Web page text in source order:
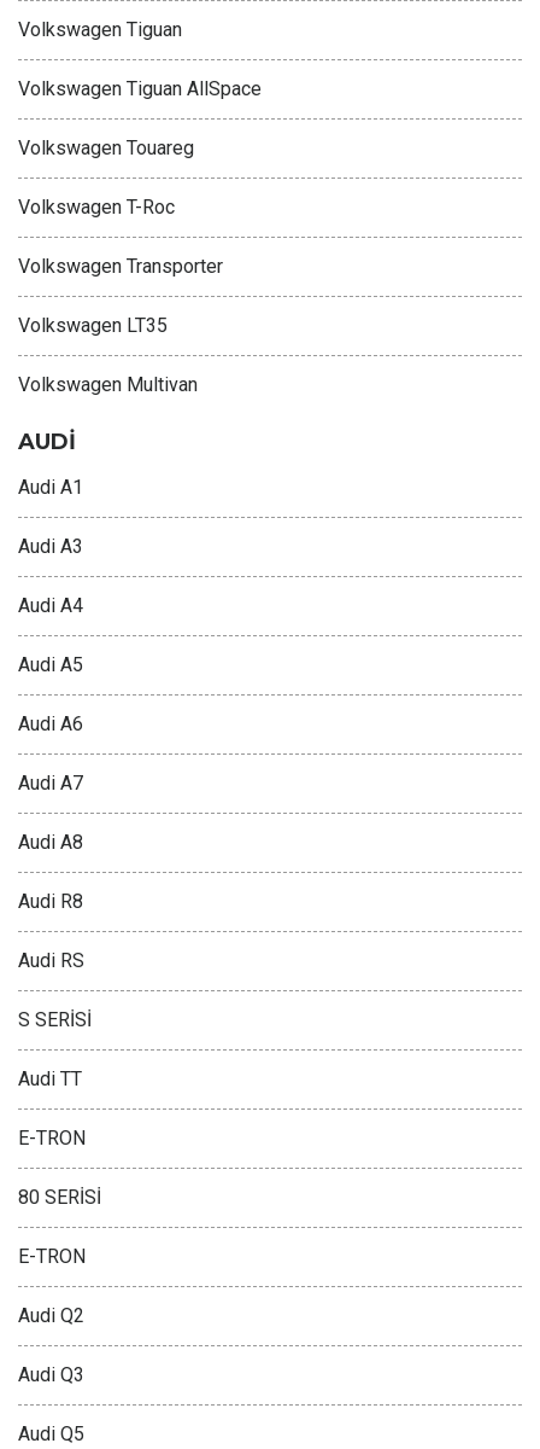
Volkswagen Tiguan
Volkswagen Tiguan AllSpace
Volkswagen Touareg
Volkswagen T-Roc
Volkswagen Transporter
Volkswagen LT35
Volkswagen Multivan
AUDİ
Audi A1
Audi A3
Audi A4
Audi A5
Audi A6
Audi A7
Audi A8
Audi R8
Audi RS
S SERİSİ
Audi TT
E-TRON
80 SERİSİ
E-TRON
Audi Q2
Audi Q3
Audi Q5